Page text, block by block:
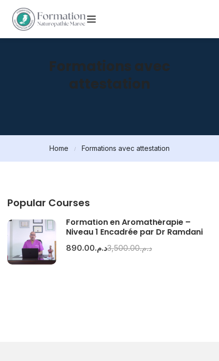
Home Formations avec attestation
Formations avec
attestation
Popular Courses
Formation en Aromathérapie –
Niveau 1 Encadrée par Dr Ramdani
د.م.3,500.00 د.م.890.00